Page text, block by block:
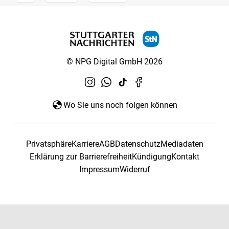
© NPG Digital GmbH 2026
Wo Sie uns noch folgen können
PrivatsphäreKarriereAGBDatenschutzMediadaten
Erklärung zur BarrierefreiheitKündigungKontakt
ImpressumWiderruf